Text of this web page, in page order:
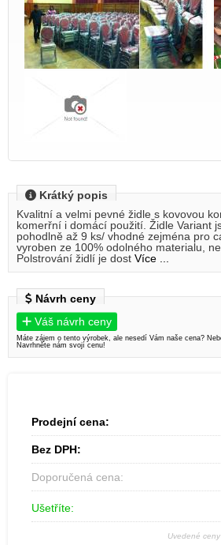
Krátký popis
Kvalitní a velmi pevné židle s kovovou
komerřní i domácí použití. Židle Variant
pohodlně až 9 ks/ vhodné zejména pro
vyroben ze 100% odolného materialu,
Polstrování židlí je dost Více ...
Návrh ceny
Váš návrh ceny
Máte zájem o tento výrobek, ale nesedí Vám naše cena?
Navrhněte nám svojí cenu!
Prodejní cena:
Bez DPH:
Doporučená cena:
Ušetříte:
Uvedené